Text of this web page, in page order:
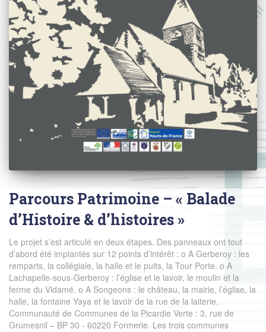
Parcours Patrimoine – « Balade
d’Histoire & d’histoires »
Le projet s’est articulé en deux étapes. Des panneaux ont tout
d’abord été implantés sur 12 points d’intérêt : o A Gerberoy : les
remparts, la collégiale, la halle et le puits, la Tour Porte. o A
Lachapelle-sous-Gerberoy : l’église et le lavoir, le moulin et la
ferme du Vidamé. o A Songeons : le château, la mairie, l’église, la
halle, la fontaine Yaya et le lavoir de la rue de la laiterie.
Communauté de Communes de la Picardie Verte : 3, rue de
Grumesnil – BP 30 - 60220 Formerie. Les trois communes